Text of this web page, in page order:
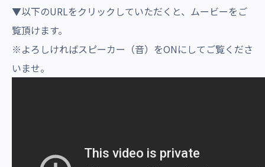
▼以下のURLをクリックしていただくと、ムービーをご
覧頂けます。
※よろしければスピーカー（音）をONにしてご覧くださ
いませ。